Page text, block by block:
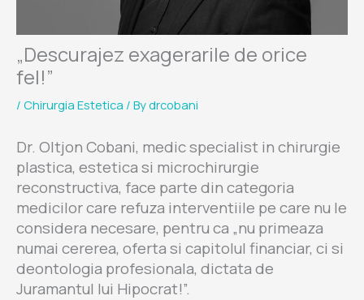
„Descurajez exagerarile de orice
fel!”
/ Chirurgia Estetica / Bydrcobani
Dr. Oltjon Cobani, medic specialist in chirurgie
plastica, estetica si microchirurgie
reconstructiva, face parte din categoria
medicilor care refuza interventiile pe care nu le
considera necesare, pentru ca „nu primeaza
numai cererea, oferta si capitolul financiar, ci si
deontologia profesionala, dictata de
Juramantul lui Hipocrat!”.